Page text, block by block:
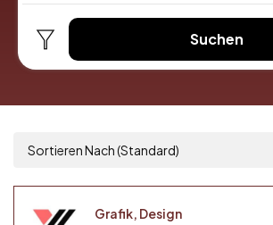
Suchen
Sortieren Nach (Standard)
Grafik, Design